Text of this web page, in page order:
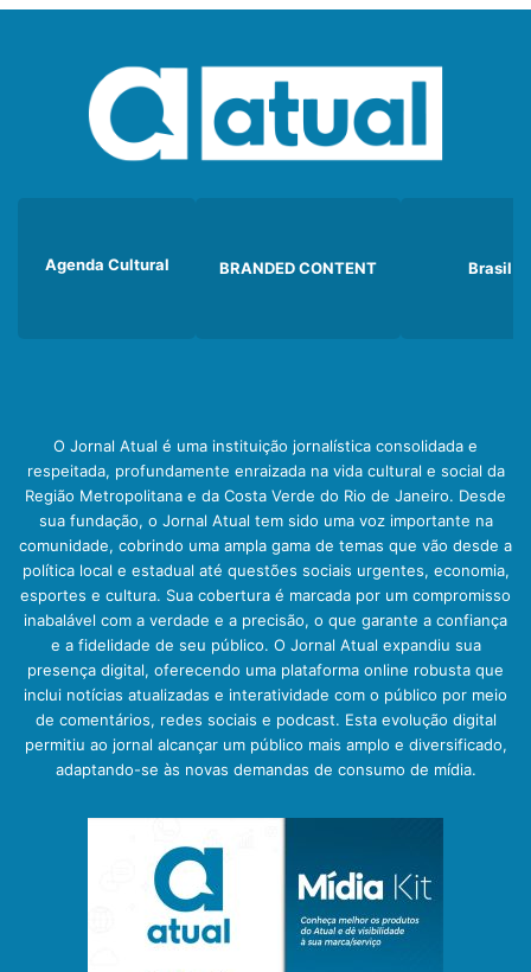
Agenda Cultural BRANDED CONTENT Brasil
O Jornal Atual é uma instituição jornalística consolidada e
respeitada, profundamente enraizada na vida cultural e social da
Região Metropolitana e da Costa Verde do Rio de Janeiro. Desde
sua fundação, o Jornal Atual tem sido uma voz importante na
comunidade, cobrindo uma ampla gama de temas que vão desde a
política local e estadual até questões sociais urgentes, economia,
esportes e cultura. Sua cobertura é marcada por um compromisso
inabalável com a verdade e a precisão, o que garante a confiança
e a fidelidade de seu público. O Jornal Atual expandiu sua
presença digital, oferecendo uma plataforma online robusta que
inclui notícias atualizadas e interatividade com o público por meio
de comentários, redes sociais e podcast. Esta evolução digital
permitiu ao jornal alcançar um público mais amplo e diversificado,
adaptando-se às novas demandas de consumo de mídia.